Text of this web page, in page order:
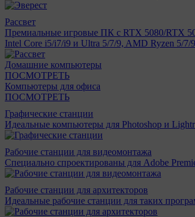
Рассвет
Премиальные игровые ПК с RTX 5080/RTX
Intel Core i5/i7/i9 и Ultra 5/7/9, AMD Ryzen 5/7/9
Домашние компьютеры
ПОСМОТРЕТЬ
Компьютеры для офиса
ПОСМОТРЕТЬ
Графические станции
Идеальные компьютеры для Photoshop и
Рабочие станции для видеомонтажа
Специально спроектированы для Adobe
Рабочие станции для архитекторов
Идеальные рабочие станции для таких